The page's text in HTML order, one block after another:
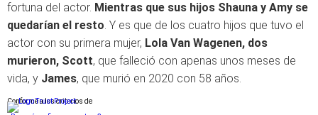
fortuna del actor. Mientras que sus hijos Shauna y Amy se
quedarían el resto. Y es que de los cuatro hijos que tuvo el
actor con su primera mujer, Lola Van Wagenen, dos
murieron, Scott, que falleció con apenas unos meses de
vida, y James, que murió en 2020 con 58 años.
Conforme a los criterios de